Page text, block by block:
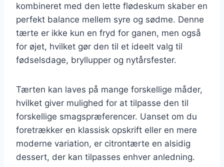
kombineret med den lette flødeskum skaber en
perfekt balance mellem syre og sødme. Denne
tærte er ikke kun en fryd for ganen, men også
for øjet, hvilket gør den til et ideelt valg til
fødselsdage, bryllupper og nytårsfester.
Tærten kan laves på mange forskellige måder,
hvilket giver mulighed for at tilpasse den til
forskellige smagspræferencer. Uanset om du
foretrækker en klassisk opskrift eller en mere
moderne variation, er citrontærte en alsidig
dessert, der kan tilpasses enhver anledning.